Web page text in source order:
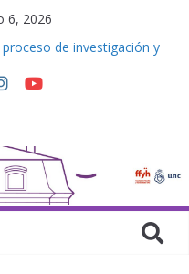
6, 2026
de investigación y
“Nivel 1”
no clásicas desde